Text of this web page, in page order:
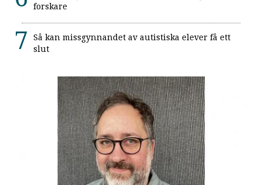
forskare
Så kan missgynnandet av autistiska elever få ett
slut